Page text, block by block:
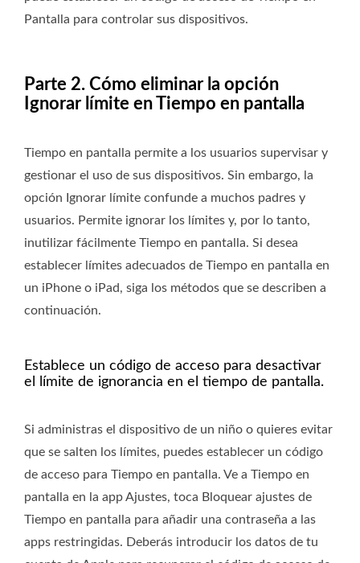
Pantalla para controlar sus dispositivos.
Parte 2. Cómo eliminar la opción
Ignorar límite en Tiempo en pantalla
Tiempo en pantalla permite a los usuarios supervisar y
gestionar el uso de sus dispositivos. Sin embargo, la
opción Ignorar límite confunde a muchos padres y
usuarios. Permite ignorar los límites y, por lo tanto,
inutilizar fácilmente Tiempo en pantalla. Si desea
establecer límites adecuados de Tiempo en pantalla en
un iPhone o iPad, siga los métodos que se describen a
continuación.
Establece un código de acceso para desactivar
el límite de ignorancia en el tiempo de pantalla.
Si administras el dispositivo de un niño o quieres evitar
que se salten los límites, puedes establecer un código
de acceso para Tiempo en pantalla. Ve a Tiempo en
pantalla en la app Ajustes, toca Bloquear ajustes de
Tiempo en pantalla para añadir una contraseña a las
apps restringidas. Deberás introducir los datos de tu